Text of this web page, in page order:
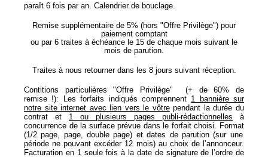
paraît 6 fois par an. Calendrier de bouclage.
Remise supplémentaire de 5% (hors "Offre Privilège") pour
paiement comptant
ou par 6 traites à échéance le 15 de chaque mois suivant le
mois de parution.
Traites à nous retourner dans les 8 jours suivant réception.
Contitions particulières "Offre Privilège" (+ de 60% de
remise !): Les forfaits indiqués comprennent 1 bannière sur
notre site internet avec lien vers le vôtrependant la durée du
contrat et 1 ou plusieurs pages publi-rédactionnelles à
concurrence de la surface prévue dans le forfait choisi. Format
(1/2 page, page, double page) etdates de parution(sur une
période ne pouvant excéder 12 mois) au choix de l’annonceur.
Facturation en 1 seule fois à la date de signature de l’ordre de